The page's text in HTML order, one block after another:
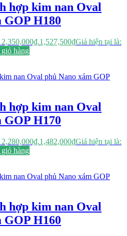
hợp kim nan Oval
GOP H180
1,527,500₫Giá hiện tại là:
hàng
hợp kim nan Oval
GOP H170
1,482,000₫Giá hiện tại là:
hàng
hợp kim nan Oval
GOP H160